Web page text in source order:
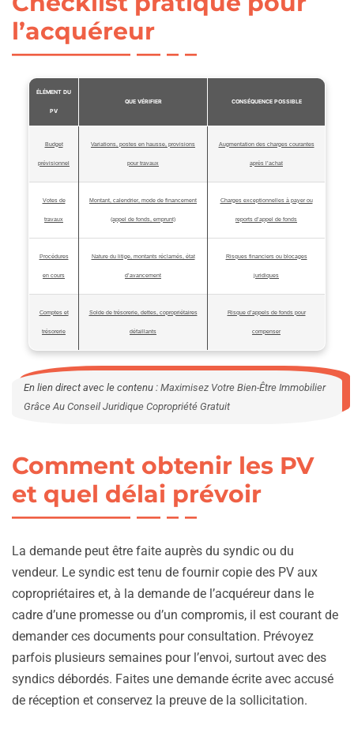
l’acquéreur
ÉLÉMENT DU
PV
QUE VÉRIFIER CONSÉQUENCE POSSIBLE
Budget
prévisionnel
Variations, postes en hausse, provisions
pour travaux
Augmentation des charges courantes
après l’achat
Votes de
travaux
Montant, calendrier, mode de financement
(appel de fonds, emprunt)
Charges exceptionnelles à payer ou
reports d’appel de fonds
Procédures
en cours
Nature du litige, montants réclamés, état
d’avancement
Risques financiers ou blocages
juridiques
Comptes et
trésorerie
Solde de trésorerie, dettes, copropriétaires
défaillants
Risque d’appels de fonds pour
compenser
En lien direct avec le contenu : Maximisez Votre Bien-Être Immobilier
Grâce Au Conseil Juridique Copropriété Gratuit
Comment obtenir les PV
et quel délai prévoir
La demande peut être faite auprès du syndic ou du
vendeur. Le syndic est tenu de fournir copie des PV aux
copropriétaires et, à la demande de l’acquéreur dans le
cadre d’une promesse ou d’un compromis, il est courant de
demander ces documents pour consultation. Prévoyez
parfois plusieurs semaines pour l’envoi, surtout avec des
syndics débordés. Faites une demande écrite avec accusé
de réception et conservez la preuve de la sollicitation.